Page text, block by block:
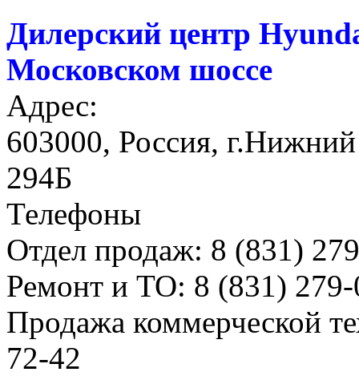
Дилерский центр
Московском шоссе
Адрес:
603000, Россия,
294Б
Телефоны
Отдел продаж: 8 (831)
Ремонт и ТО: 8 (831)
Продажа коммерческой
72-42